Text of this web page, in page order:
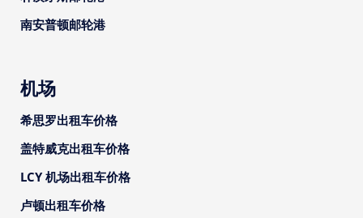
南安普顿邮轮港
机场
希思罗出租车价格
盖特威克出租车价格
LCY 机场出租车价格
卢顿出租车价格